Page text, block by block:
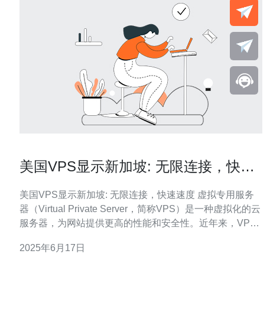
美国VPS显示新加坡: 无限连接，快速
美国VPS显示新加坡: 无限连接，快速速度 虚拟专用服务
器（Virtual Private Server，简称VPS）是一种虚拟化的云
服务器，为网站提供更高的性能和安全性。近年来，VPS
区。 美国VPS拥有强大的硬件基础设施和先进的技术支
2025年6月17日